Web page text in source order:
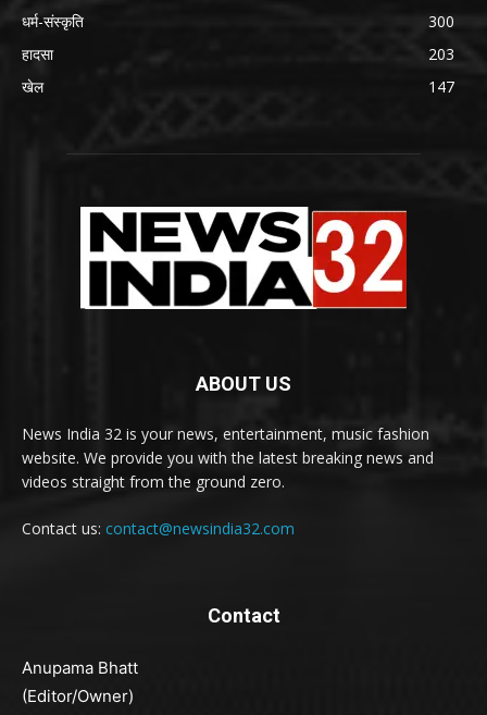
धर्म-संस्कृति
300
हादसा
203
खेल
147
ABOUT US
News India 32 is your news, entertainment, music fashion
website. We provide you with the latest breaking news and
videos straight from the ground zero.
Contact us: contact@newsindia32.com
Contact
Anupama Bhatt
(Editor/Owner)